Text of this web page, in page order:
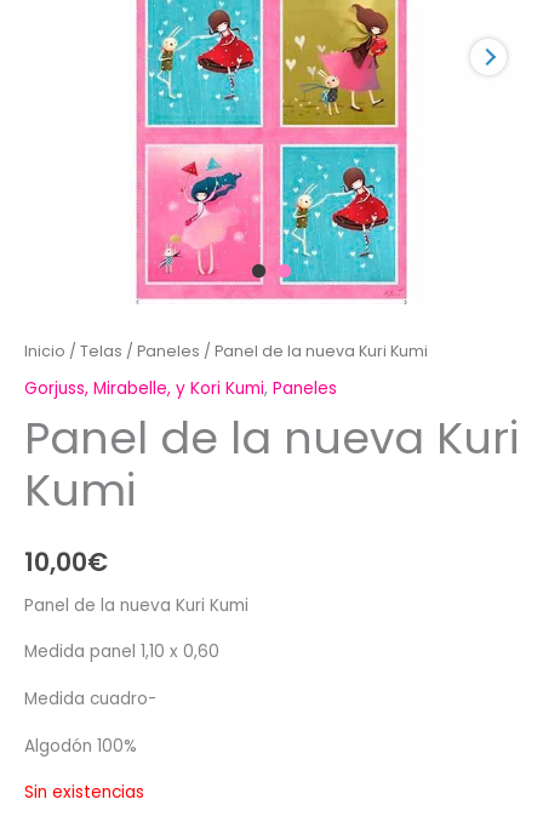
Inicio / Telas / Paneles / Panel de la nueva Kuri Kumi
Gorjuss, Mirabelle, y Kori Kumi, Paneles
Panel de la nueva Kuri
Kumi
10,00€
Panel de la nueva Kuri Kumi
Medida panel 1,10 x 0,60
Medida cuadro-
Algodón 100%
Sin existencias